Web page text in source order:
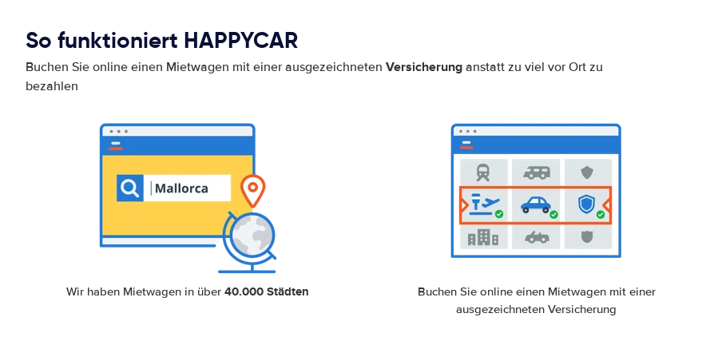
So funktioniert HAPPYCAR
Buchen Sie online einen Mietwagen mit einer ausgezeichneten Versicherung anstatt zu viel vor Ort zu
bezahlen
Wir haben Mietwagen in über40.000 Städten
Buchen Sie online einen Mietwagen mit einer
ausgezeichneten Versicherung